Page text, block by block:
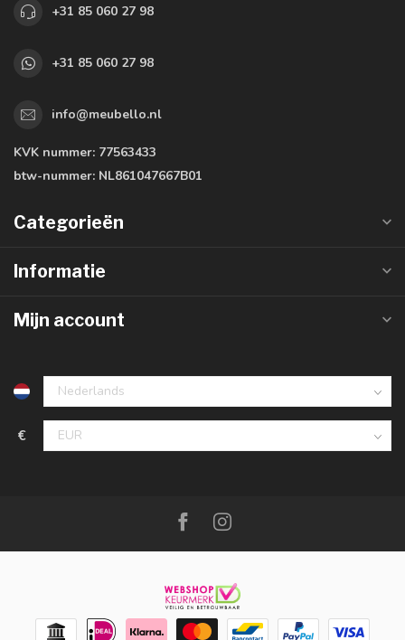
+31 85 060 27 98
+31 85 060 27 98
info@meubello.nl
KVK nummer: 77563433
btw-nummer: NL861047667B01
Categorieën
Informatie
Mijn account
€